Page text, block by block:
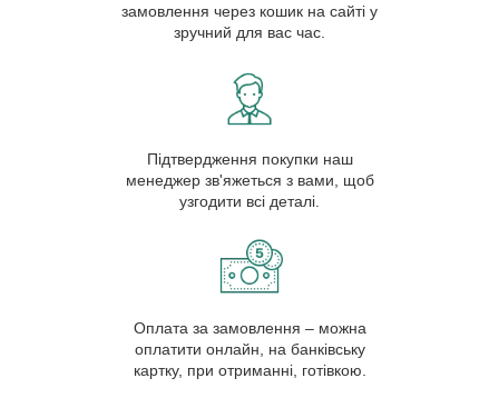
замовлення через кошик на сайті у
зручний для вас час.
Підтвердження покупки наш
менеджер зв'яжеться з вами, щоб
узгодити всі деталі.
Оплата за замовлення – можна
оплатити онлайн, на банківську
картку, при отриманні, готівкою.